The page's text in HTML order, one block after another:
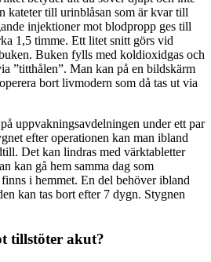
kateter till urinblåsan som är kvar till
injektioner mot blodpropp ges till
1,5 timme. Ett litet snitt görs vid
Buken fylls med koldioxidgas och
”titthålen”. Man kan på en bildskärm
bort livmodern som då tas ut via
uppvakningsavdelningen under ett par
efter operationen kan man ibland
Det kan lindras med värktabletter
kan gå hem samma dag som
i hemmet. En del behöver ibland
kan tas bort efter 7 dygn. Stygnen
tillstöter akut?